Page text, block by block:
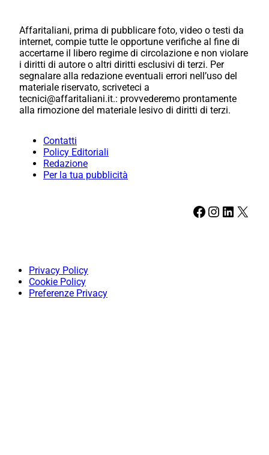
Affaritaliani, prima di pubblicare foto, video o testi da
internet, compie tutte le opportune verifiche al fine di
accertarne il libero regime di circolazione e non violare
i diritti di autore o altri diritti esclusivi di terzi. Per
segnalare alla redazione eventuali errori nell’uso del
materiale riservato, scriveteci a
tecnici@affaritaliani.it.: provvederemo prontamente
alla rimozione del materiale lesivo di diritti di terzi.
Contatti
Policy Editoriali
Redazione
Per la tua pubblicità
Facebook Instagram LinkedIn X
Privacy Policy
Cookie Policy
Preferenze Privacy